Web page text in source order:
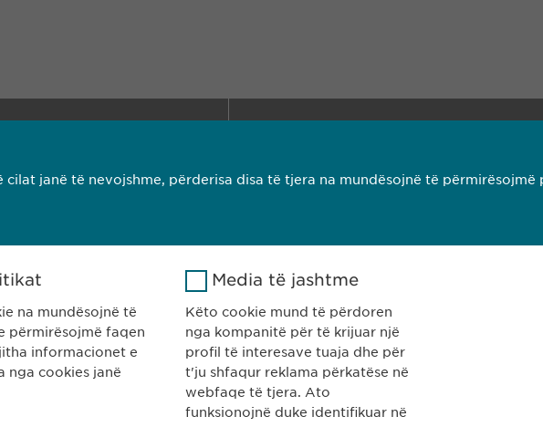
Prishtinë
e-mail:info@ewopharma-
janë të nevojshme, përderisa disa të tjera na mundësojnë të
na mundësojnë të
përmirësojmë faqen
informacionet e
nga cookies janë
Media të jashtme
Këto cookie mund të përdoren
nga kompanitë për të krijuar një
profil të interesave tuaja dhe për
t'ju shfaqur reklama përkatëse në
webfaqe të tjera. Ato
funksionojnë duke identifikuar në